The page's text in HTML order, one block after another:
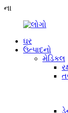
ના
ઘર
ઉત્પાદનો
મેડિકલ